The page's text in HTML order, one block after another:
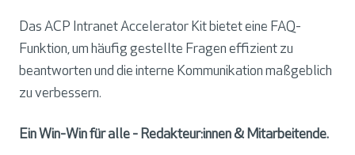
Das ACP Intranet Accelerator Kit bietet eine FAQ-
Funktion, um häufig gestellte Fragen effizient zu
beantworten und die interne Kommunikation maßgeblich
zu verbessern.
Ein Win-Win für alle - Redakteur:innen & Mitarbeitende.